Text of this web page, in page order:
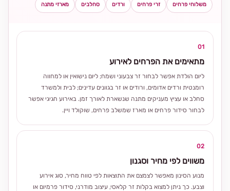
משלוחי פרחים זרי פרחים ורדים סחלבים מארזי מתנה
01
מתאימים את הפרחים לאירוע
ליום הולדת אפשר לבחור זר צבעוני ושמח; ליום נישואין או למחווה
רומנטית ורדים אדומים, ורודים או זר בגוונים עדינים; לבית ולמשרד
סחלב או עציץ מעניקים מתנה שנשארת לאורך זמן. באירוע חגיגי אפשר
לבחור סידור פרחים או מארז שמשלב פרחים, שוקולד ויין.
02
משווים לפי מחיר וסגנון
מנוע הסינון מאפשר לצמצם את התוצאות לפי טווח מחיר, סוג אירוע
וצבע. כך ניתן למצוא בקלות זר קלאסי, עיצוב מודרני, סידור פרמיום או